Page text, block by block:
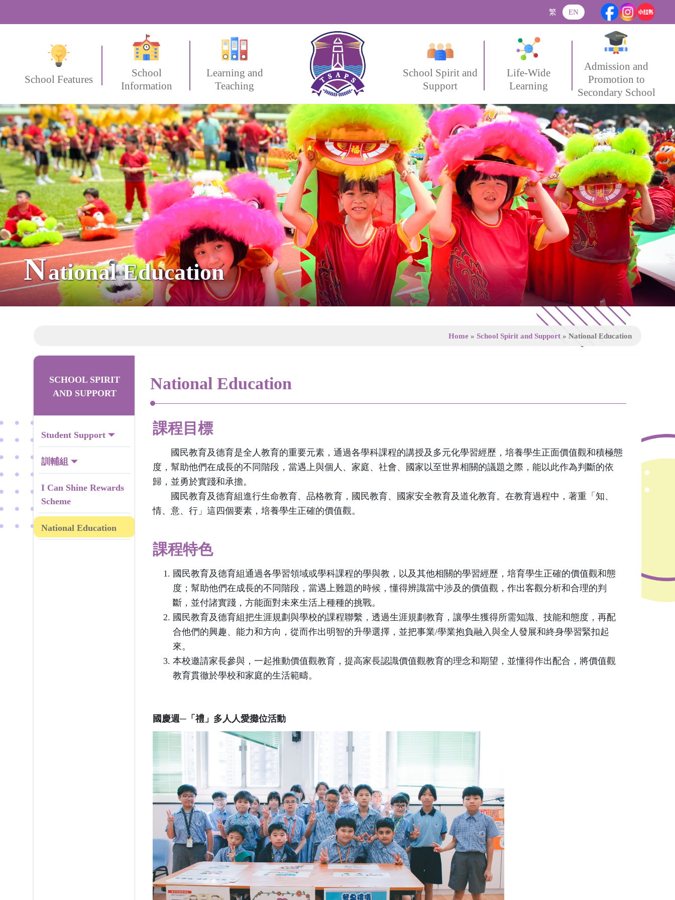
繁 EN
School Features
School
Information
Learning and
Teaching
School Spirit and
Support
Life-Wide
Learning
Admission and
Promotion to
Secondary School
National Education
Home» School Spirit and Support» National Education
SCHOOL SPIRIT
AND SUPPORT
Student Support
訓輔組
I Can Shine Rewards
Scheme
National Education
National Education
課程目標
國民教育及德育是全人教育的重要元素，通過各學科課程的講授及多元化學習經歷，培養學生正面價值觀和積極態
度，幫助他們在成長的不同階段，當遇上與個人、家庭、社會、國家以至世界相關的議題之際，能以此作為判斷的依
歸，並勇於實踐和承擔。
國民教育及德育組進行生命教育、品格教育，國民教育、國家安全教育及道化教育。在教育過程中，著重「知、
情、意、行」這四個要素，培養學生正確的價值觀。
課程特色
國民教育及德育組通過各學習領域或學科課程的學與教，以及其他相關的學習經歷，培育學生正確的價值觀和態
度；幫助他們在成長的不同階段，當遇上難題的時候，懂得辨識當中涉及的價值觀，作出客觀分析和合理的判
斷，並付諸實踐，方能面對未來生活上種種的挑戰。
國民教育及德育組把生涯規劃與學校的課程聯繫，透過生涯規劃教育，讓學生獲得所需知識、技能和態度，再配
合他們的興趣、能力和方向，從而作出明智的升學選擇，並把事業/學業抱負融入與全人發展和終身學習緊扣起
來。
本校邀請家長參與，一起推動價值觀教育，提高家長認識價值觀教育的理念和期望，並懂得作出配合，將價值觀
教育貫徹於學校和家庭的生活範疇。
國慶週─「禮」多人人愛攤位活動